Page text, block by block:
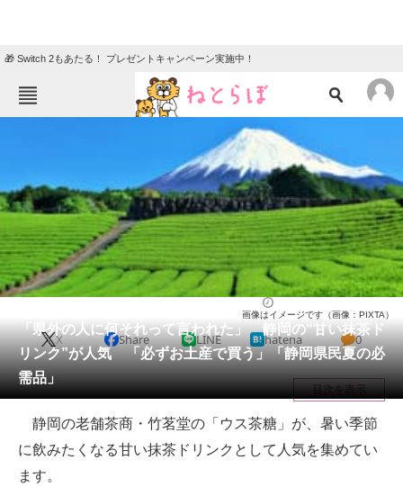
🎁 Switch 2もあたる！ プレゼントキャンペーン実施中！
ニュース
エンタメ クイズ
グルメ 地域
住まい 教育・育児
動物 リサーチ
会員記事
メディア
注目記事を集めた総合ページ
ITの今と未来を見通す
スマホと通信の最新トレンド
「県外の人に何それって言われた」 静岡の“甘い抹茶ド
リンク”が人気 「必ずお土産で買う」「静岡県民夏の必
需品」
画像はイメージです（画像：PIXTA）
X Share LINE hatena 0
目次を表示
静岡の老舗茶商・竹茗堂の「ウス茶糖」が、暑い季節
に飲みたくなる甘い抹茶ドリンクとして人気を集めてい
ます。